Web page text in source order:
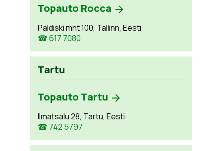
Topauto Rocca
Paldiski mnt 100, Tallinn, Eesti
☎ 617 7080
Tartu
Topauto Tartu
Ilmatsalu 28, Tartu, Eesti
☎ 742 5797